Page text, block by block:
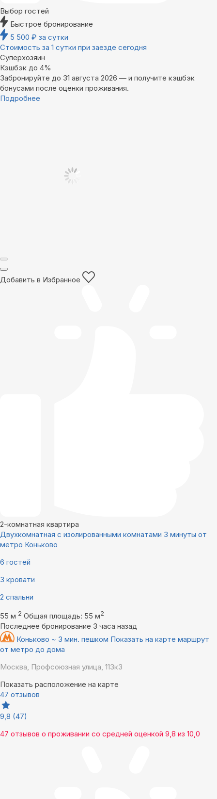
Выбор гостей
Быстрое бронирование
5 500 ₽ за сутки
Стоимость за 1 сутки при заезде сегодня
Суперхозяин
Кэшбэк до 4%
Забронируйте до 31 августа 2026 — и получите кэшбэк
бонусами после оценки проживания.
Подробнее
Добавить в Избранное
2-комнатная квартира
Двухкомнатная с изолированными комнатами 3 минуты от
метро Коньково
6 гостей
3 кровати
2 спальни
55 м 2 Общая площадь: 55 м2
Последнее бронирование 3 часа назад
Коньково ~ 3 мин. пешком Показать на карте маршрут
от метро до дома
Москва, Профсоюзная улица, 113к3
Показать расположение на карте
47 отзывов
9,8 (47)
47 отзывов о проживании со средней оценкой 9,8 из 10,0